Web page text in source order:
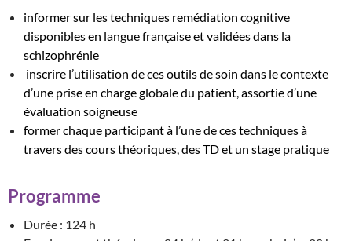
informer sur les techniques remédiation cognitive
disponibles en langue française et validées dans la
schizophrénie
inscrire l’utilisation de ces outils de soin dans le contexte
d’une prise en charge globale du patient, assortie d’une
évaluation soigneuse
former chaque participant à l’une de ces techniques à
travers des cours théoriques, des TD et un stage pratique
Programme
Durée : 124 h